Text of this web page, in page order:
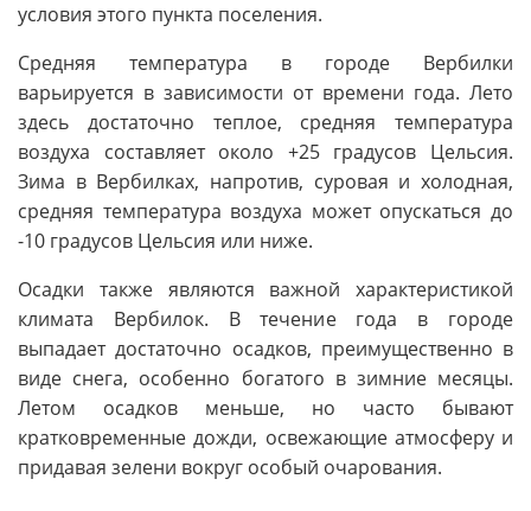
условия этого пункта поселения.
Средняя температура в городе Вербилки
варьируется в зависимости от времени года. Лето
здесь достаточно теплое, средняя температура
воздуха составляет около +25 градусов Цельсия.
Зима в Вербилках, напротив, суровая и холодная,
средняя температура воздуха может опускаться до
-10 градусов Цельсия или ниже.
Осадки также являются важной характеристикой
климата Вербилок. В течение года в городе
выпадает достаточно осадков, преимущественно в
виде снега, особенно богатого в зимние месяцы.
Летом осадков меньше, но часто бывают
кратковременные дожди, освежающие атмосферу и
придавая зелени вокруг особый очарования.